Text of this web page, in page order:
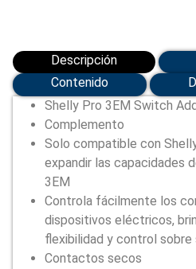
3EM-
SWITCH-
ADD-
ON)
cantidad
Descripción
Contenido
Shelly Pro 3EM Switch
Complemento
Solo compatible con
expandir las capacidades
3EM
Controla fácilmente los
dispositivos eléctricos,
flexibilidad y control sobre
Contactos secos